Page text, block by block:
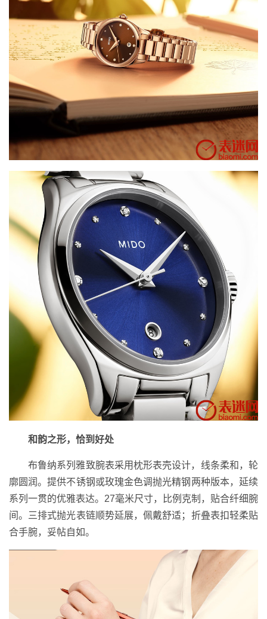
和韵之形，恰到好处
布鲁纳系列雅致腕表采用枕形表壳设计，线条柔和，轮
廓圆润。提供不锈钢或玫瑰金色调抛光精钢两种版本，延续
系列一贯的优雅表达。27毫米尺寸，比例克制，贴合纤细腕
间。三排式抛光表链顺势延展，佩戴舒适；折叠表扣轻柔贴
合手腕，妥帖自如。